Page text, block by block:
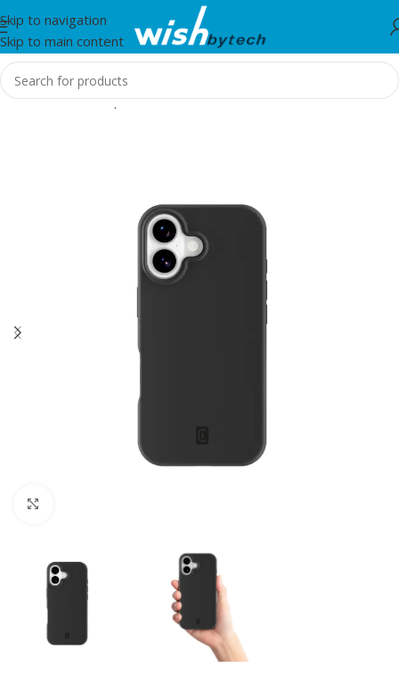
Skip to navigation
Skip to main content
Home/Aksesorë për mobil dhe IT